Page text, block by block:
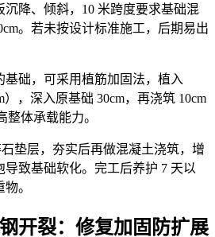
降、倾斜，10 米跨度要求基础混
。若未按设计标准施工，后期易出
础，可采用植筋加固法，植入
，深入原基础 30cm，再浇筑 10cm
整体承载能力。
垫层，夯实后再做混凝土浇筑，增
致基础软化。完工后养护 7 天以
。
开裂：修复加固防扩展